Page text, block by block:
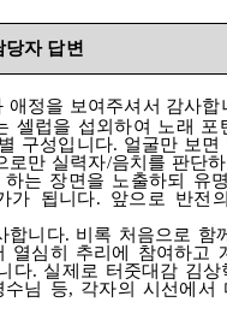
당자 답변
애정을 보여주셔서 감사합
셀럽을 섭외하여 노래
구성입니다. 얼굴만 보면
로만 실력자/음치를 판단
는 장면을 노출하되 유
가 됩니다. 앞으로 반전
합니다. 비록 처음으로 함
열심히 추리에 참여하고
다. 실제로 터줏대감 김상
수님 등, 각자의 시선에서